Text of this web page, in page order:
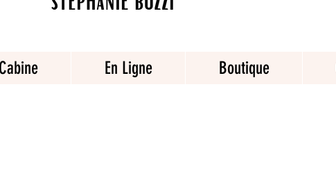
En Ligne Boutique